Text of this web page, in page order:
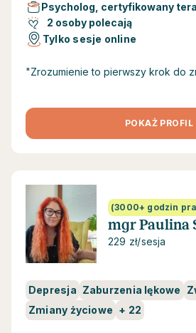
Psycholog, certyfikowany
2 osoby polecają
Tylko sesje online
"Zrozumienie to pierwszy krok do
POKAŻ PROFIL
(3000+ godzin
mgr Paulina
229 zł/sesja
Depresja Zaburzenia lękowe
Zmiany życiowe + 22